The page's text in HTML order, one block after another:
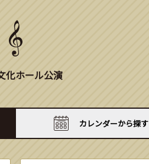
化ホール公演
カレンダーから探す